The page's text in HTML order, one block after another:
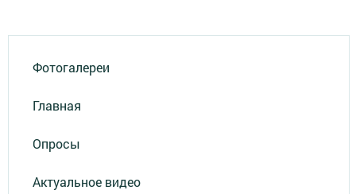
Фотогалереи
Главная
Опросы
Актуальное видео